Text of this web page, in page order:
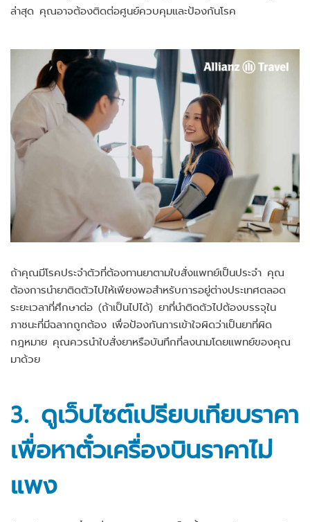
ล่าสุด คุณอาจต้องติดต่อศูนย์ควบคุมและป้องกันโรค
ถ้าคุณมีโรคประจำตัวที่ต้องทานยาตามใบสั่งแพทย์เป็นประจำ คุณ
ต้องการนำยาติดตัวไปให้เพียงพอสำหรับการอยู่ต่างประเทศตลอด
ระยะเวลาที่ศึกษาต่อ (ถ้าเป็นไปได้) ยาที่นำติดตัวไปต้องบรรจุใน
ภาชนะที่มีฉลากถูกต้อง เพื่อป้องกันการเข้าใจผิดว่าเป็นยาที่ผิด
กฎหมาย คุณควรนำใบสั่งยาหรือบันทึกที่ลงนามโดยแพทย์ของคุณ
มาด้วย
3. ดูเว็บไซต์เปรียบเทียบราคา
เพื่อหาตั๋วเครื่องบินราคาไม่
แพง